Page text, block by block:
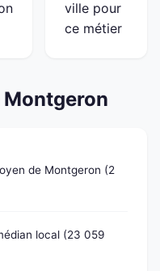
ville pour
ce métier
Montgeron
de Montgeron (2
local (23 059